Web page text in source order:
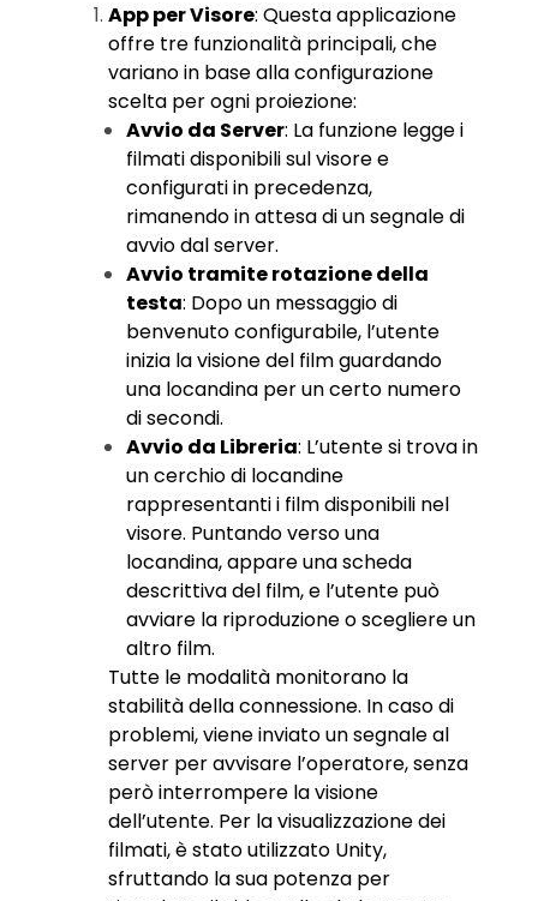
App per Visore: Questa applicazione
offre tre funzionalità principali, che
variano in base alla configurazione
scelta per ogni proiezione:
Avvio da Server: La funzione legge i
filmati disponibili sul visore e
configurati in precedenza,
rimanendo in attesa di un segnale di
avvio dal server.
Avvio tramite rotazione della
testa: Dopo un messaggio di
benvenuto configurabile, l’utente
inizia la visione del film guardando
una locandina per un certo numero
di secondi.
Avvio da Libreria: L’utente si trova in
un cerchio di locandine
rappresentanti i film disponibili nel
visore. Puntando verso una
locandina, appare una scheda
descrittiva del film, e l’utente può
avviare la riproduzione o scegliere un
altro film.
Tutte le modalità monitorano la
stabilità della connessione. In caso di
problemi, viene inviato un segnale al
server per avvisare l’operatore, senza
però interrompere la visione
dell’utente. Per la visualizzazione dei
filmati, è stato utilizzato Unity,
sfruttando la sua potenza per